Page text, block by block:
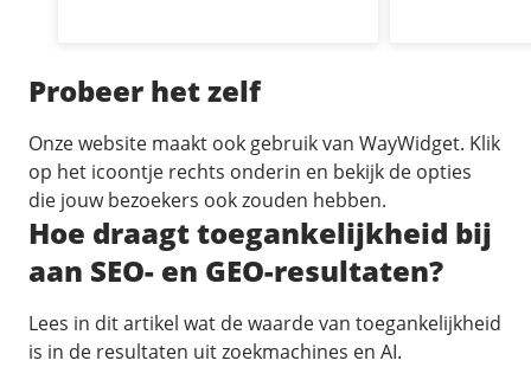
Probeer het zelf
Onze website maakt ook gebruik van WayWidget. Klik
op het icoontje rechts onderin en bekijk de opties
die jouw bezoekers ook zouden hebben.
Hoe draagt toegankelijkheid bij
aan SEO- en GEO-resultaten?
Lees in dit artikel wat de waarde van toegankelijkheid
is in de resultaten uit zoekmachines en AI.